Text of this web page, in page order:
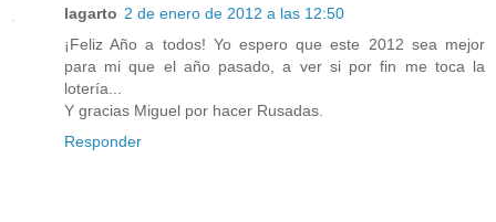
lagarto 2 de enero de 2012 a las 12:50
¡Feliz Año a todos! Yo espero que este 2012 sea mejor
para mi que el año pasado, a ver si por fin me toca la
lotería...
Y gracias Miguel por hacer Rusadas.
Responder